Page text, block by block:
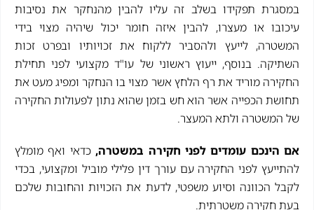
במסגרת תפקידו בשלב זה עליו להבין מהנחקר את נסיבות
עיכובו או מעצרו, להבין איזה חומר יכול שיהיה מצוי בידי
המשטרה, לייעץ ולהסביר ללקוח את זכויותיו ובפרט זכות
השתיקה. בנוסף, ייעוץ ראשוני של עו"ד מקצועי לפני תחילת
החקירה מוריד את רף הלחץ אשר מצוי בו הנחקר ומפיג מעט את
תחושת הכפייה אשר הוא חש בזמן שהוא נתון לפעולות החקירה
של המשטרה ולתא המעצר.
אם הינכם עומדים לפני חקירה במשטרה,כדאי ואף מומלץ
להתייעץ לפני החקירה עם עורך דין פלילי מוביל ומקצועי, בכדי
לקבל הכוונה וסיוע משפטי, לדעת את הזכויות והחובות שלכם
בעת חקירה משטרתית.